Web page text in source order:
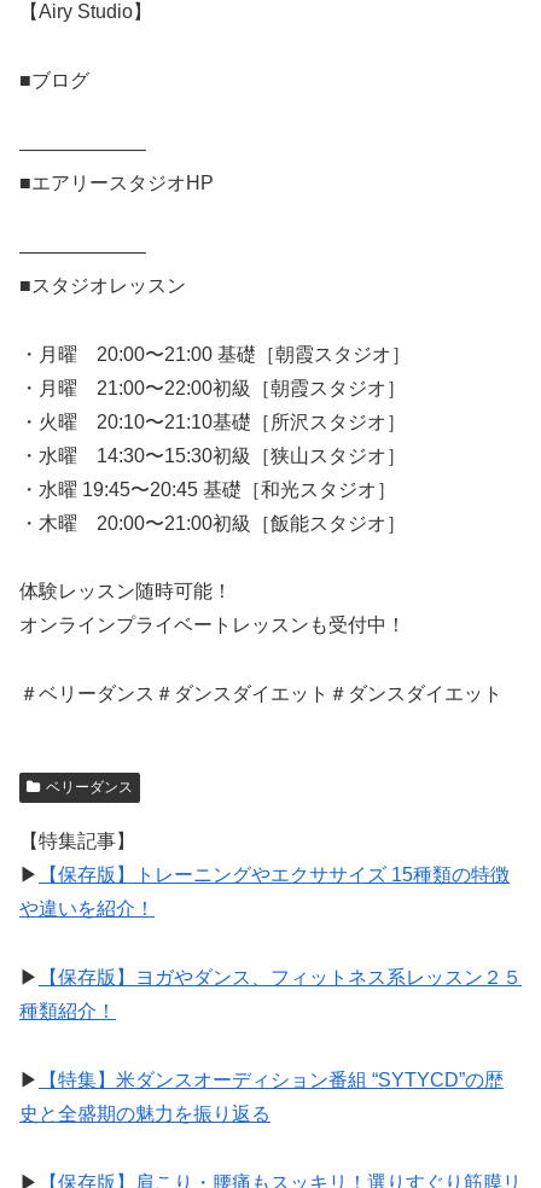
【Airy Studio】
■ブログ
——————–
■エアリースタジオHP
——————–
■スタジオレッスン
・月曜 20:00〜21:00 基礎［朝霞スタジオ］
・月曜 21:00〜22:00初級［朝霞スタジオ］
・火曜 20:10〜21:10基礎［所沢スタジオ］
・水曜 14:30〜15:30初級［狭山スタジオ］
・水曜 19:45〜20:45 基礎［和光スタジオ］
・木曜 20:00〜21:00初級［飯能スタジオ］
体験レッスン随時可能！
オンラインプライベートレッスンも受付中！
＃ベリーダンス＃ダンスダイエット＃ダンスダイエット
ベリーダンス
【特集記事】
▶︎
【保存版】トレーニングやエクササイズ 15種類の特徴
や違いを紹介！
▶︎
【保存版】ヨガやダンス、フィットネス系レッスン２５
種類紹介！
▶︎
【特集】米ダンスオーディション番組 “SYTYCD”の歴
史と全盛期の魅力を振り返る
▶︎ 【保存版】肩こり・腰痛もスッキリ！選りすぐり筋膜リ